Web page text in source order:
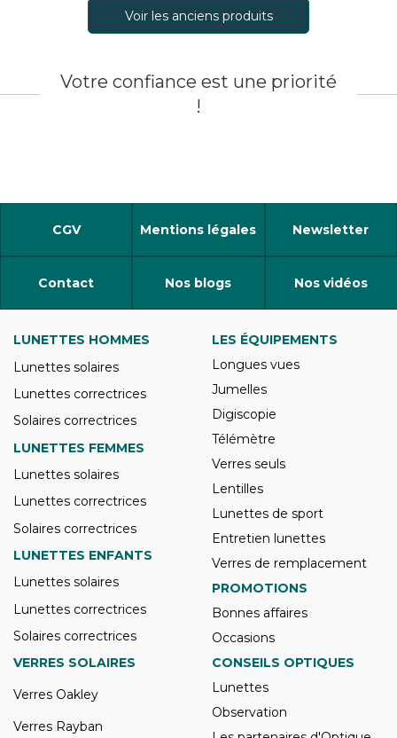
Voir les anciens produits
Votre confiance est une priorité
!
CGV Mentions légales Newsletter
Contact Nos blogs Nos vidéos
LUNETTES HOMMES
Lunettes solaires
Lunettes correctrices
Solaires correctrices
LUNETTES FEMMES
Lunettes solaires
Lunettes correctrices
Solaires correctrices
LUNETTES ENFANTS
Lunettes solaires
Lunettes correctrices
Solaires correctrices
LES ÉQUIPEMENTS
Longues vues
Jumelles
Digiscopie
Télémètre
Verres seuls
Lentilles
Lunettes de sport
Entretien lunettes
Verres de remplacement
PROMOTIONS
Bonnes affaires
Occasions
VERRES SOLAIRES
Verres Oakley
Verres Rayban
CONSEILS OPTIQUES
Lunettes
Observation